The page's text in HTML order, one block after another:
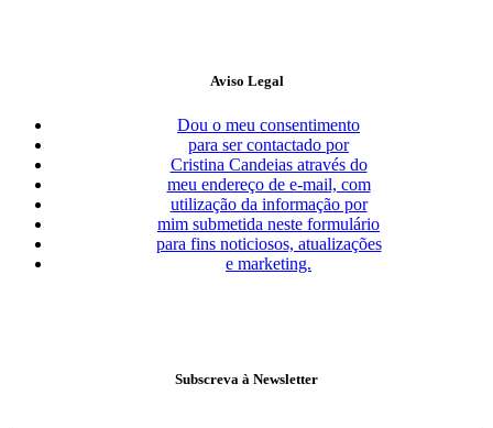
Aviso Legal
Dou o meu consentimento
para ser contactado por
Cristina Candeias através do
meu endereço de e-mail, com
utilização da informação por
mim submetida neste formulário
para fins noticiosos, atualizações
e marketing.
Subscreva à Newsletter